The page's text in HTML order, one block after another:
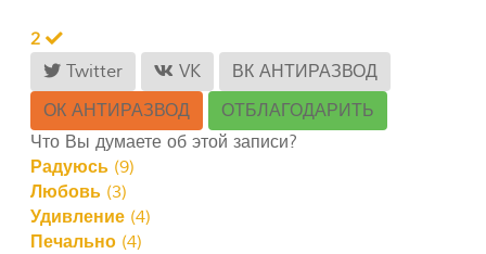
2
Twitter
VK
ВК АНТИРАЗВОД
ОК АНТИРАЗВОД
ОТБЛАГОДАРИТЬ
Что Вы думаете об этой записи?
Радуюсь (9)
Любовь (3)
Удивление (4)
Печально (4)